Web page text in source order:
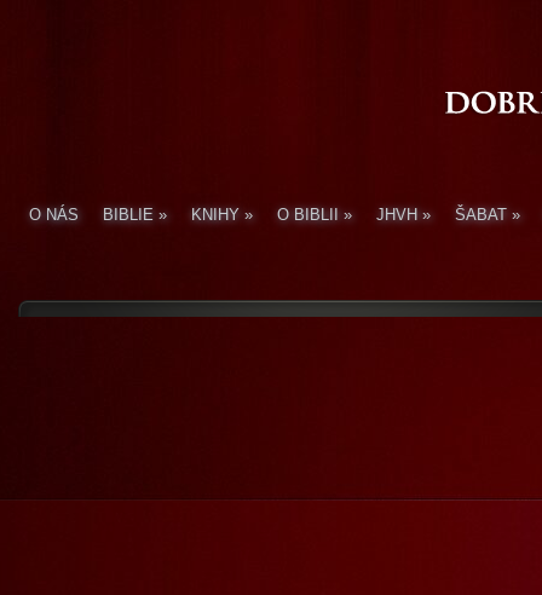
O NÁS BIBLIE » KNIHY » O BIBLII » JHVH » ŠABAT »